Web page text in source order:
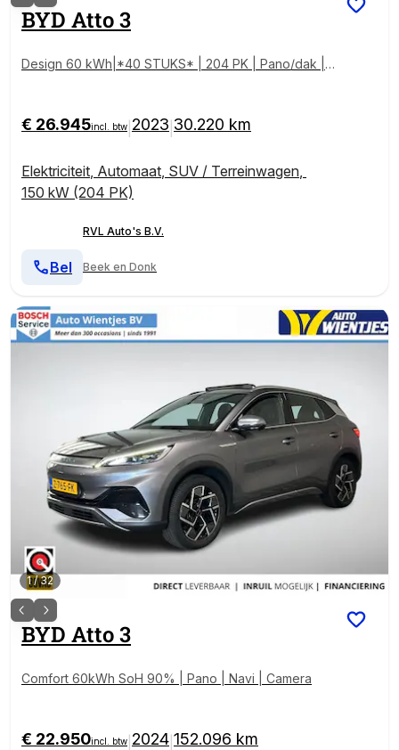
BYD Atto 3
Design 60 kWh|*40 STUKS* | 204 PK | Pano/dak |
€ 26.945incl. btw 2023 30.220 km
Elektriciteit, Automaat, SUV / Terreinwagen,
150 kW (204 PK)
RVL Auto's B.V.
Beek en Donk
Bel
1/32
BYD Atto 3
Comfort 60kWh SoH 90% | Pano | Navi | Camera
€ 22.950incl. btw 2024 152.096 km